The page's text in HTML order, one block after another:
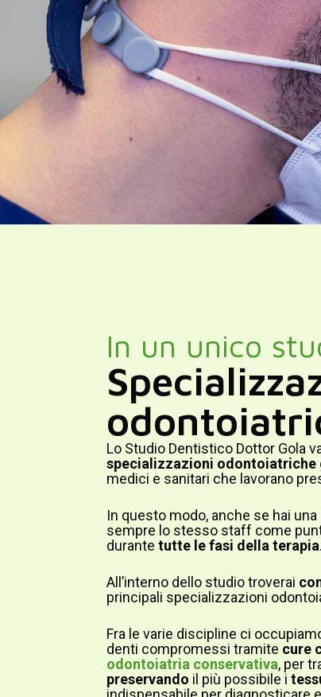
In un unico
Lo Studio Dentistico Dottor Gola
specializzazioni odontoiatriche
medici e sanitari che lavorano
In questo modo, anche se hai una
sempre lo stesso staff come
durante tutte le fasi della terapia.
All’interno dello studio troverai
principali specializzazioni
Fra le varie discipline ci
denti compromessi tramite cure
odontoiatria conservativa, per
preservando il più possibile i